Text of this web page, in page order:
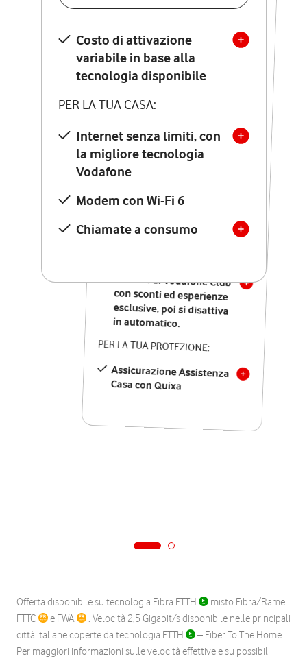
Costo di attivazione
variabile in base alla
tecnologia disponibile
PER LA TUA CASA:
Internet senza limiti, con
la migliore tecnologia
Vodafone
Modem con Wi-Fi 6
Chiamate a consumo
Costo di attivazione
variabile in base alla
tecnologia disponibile
PER LA TUA CASA:
Internet senza limiti, con
la migliore tecnologia
Vodafone
Modem Seven con Wi-Fi 7
Chiamate illimitate verso
numeri fissi e mobili
nazionali
12 mesi di Vodafone Club
con sconti ed esperienze
esclusive, poi si disattiva
in automatico.
PER LA TUA PROTEZIONE:
Assicurazione Assistenza
Casa con Quixa
Offerta disponibile su tecnologia Fibra FTTH
misto Fibra/Rame
FTTC
e FWA
. Velocità 2,5 Gigabit/s disponibile nelle principali
città italiane coperte da tecnologia FTTH
– Fiber To The Home.
Per maggiori informazioni sulle velocità effettive e su possibili